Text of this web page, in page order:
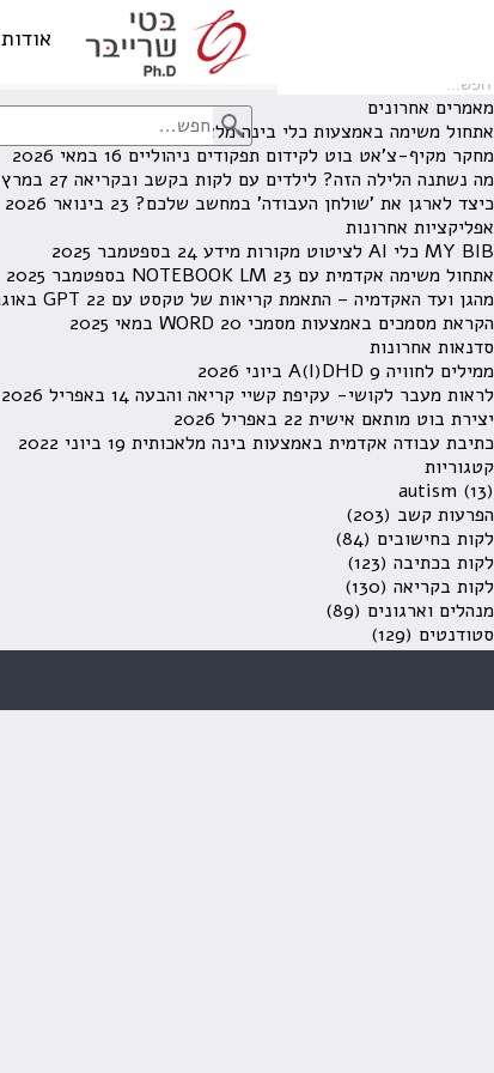
אודות
לא נמצאו תוצאות תחת קטגוריה זו.
מחפש משהו מסויים? השתמש בחיפוש
מאמרים אחרונים
אתחול משימה באמצעות כלי בינה מלאכותית
מחקר מקיף-צ'אט בוט לקידום תפקודים ניהוליים 16 במאי 2026
מה נשתנה הלילה הזה? לילדים עם לקות בקשב ובקריאה 27 במרץ 2026
כיצד לארגן את 'שולחן העבודה' במחשב שלכם? 23 בינואר 2026
אפליקציות אחרונות
MY BIB כלי AI לציטוט מקורות מידע
24 בספטמבר 2025
אתחול משימה אקדמית עם NOTEBOOK LM 23 בספטמבר 2025
מהגן ועד האקדמיה – התאמת קריאות של טקסט עם GPT 22 באוגוסט 2025
הקראת מסמכים באמצעות מסמכי WORD 20 במאי 2025
סדנאות אחרונות
ממילים לחוויה A(I)DHD 9 ביוני 2026
לראות מעבר לקושי- עקיפת קשיי קריאה והבעה 14 באפריל 2026
יצירת בוט מותאם אישית 22 באפריל 2026
כתיבת עבודה אקדמית באמצעות בינה מלאכותית 19 ביוני 2022
קטגוריות
autism (13)
הפרעות קשב (203)
לקות בחישובים (84)
לקות בכתיבה (123)
לקות בקריאה (130)
מנהלים וארגונים (89)
סטודנטים (129)